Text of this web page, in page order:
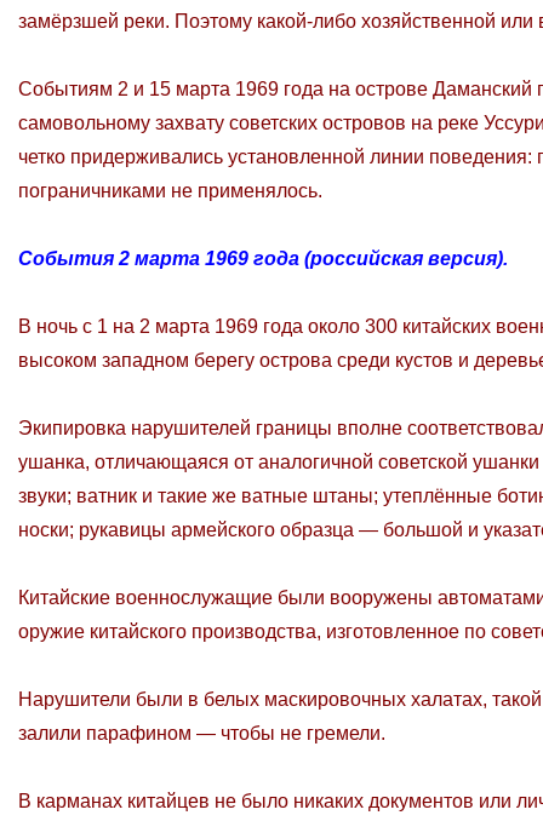
замёрзшей реки. Поэтому какой-либо хозяйственной или
Событиям 2 и 15 марта 1969 года на острове
самовольному захвату советских островов на реке
четко придерживались установленной линии
пограничниками не применялось.
События 2 марта 1969 года (российская версия).
В ночь с 1 на 2 марта 1969 года около 300 китайских
высоком западном берегу острова среди кустов и
Экипировка нарушителей границы вполне
ушанка, отличающаяся от аналогичной советской
звуки; ватник и такие же ватные штаны; утеплённые
носки; рукавицы армейского образца — большой и
Китайские военнослужащие были вооружены
оружие китайского производства, изготовленное по
Нарушители были в белых маскировочных халатах,
залили парафином — чтобы не гремели.
В карманах китайцев не было никаких документов или